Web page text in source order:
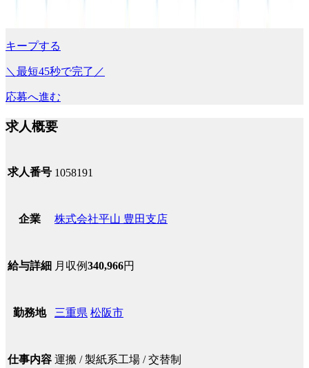
キープする
＼最短45秒で完了／
応募へ進む
求人概要
求人番号 1058191
企業 株式会社平山 豊田支店
給与詳細 月収例340,966円
勤務地 三重県 松阪市
仕事内容 運搬 / 製紙系工場 / 交替制